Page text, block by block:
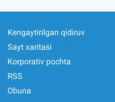
Kengaytirilgan qidiruv
Sayt xaritasi
Korporativ pochta
RSS
Obuna